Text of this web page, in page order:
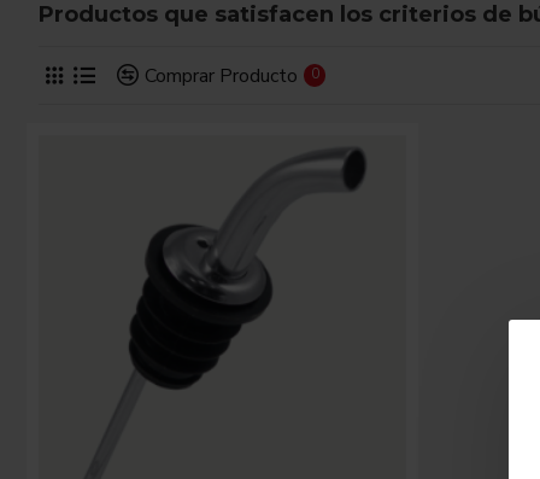
Productos que satisfacen los criterios de
Comprar Producto 0